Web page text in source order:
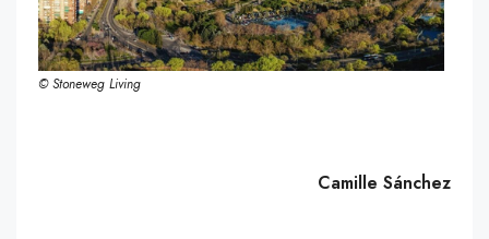
© Stoneweg Living
Camille Sánchez